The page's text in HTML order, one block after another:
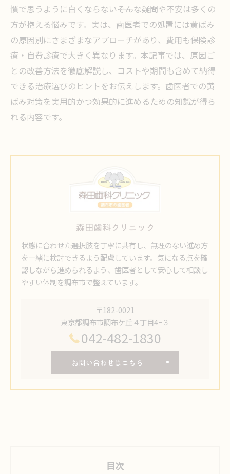
慣で思うように白くならない――そんな疑問や不安は多くの
方が抱える悩みです。実は、歯医者での処置には黄ばみ
の原因別にさまざまなアプローチがあり、費用も保険診
療・自費診療で大きく異なります。本記事では、原因ご
との改善方法を徹底解説し、コストや期間も含めて納得
できる治療選びのヒントをお伝えします。歯医者での黄
ばみ対策を実用的かつ効果的に進めるための知識が得ら
れる内容です。
森田歯科クリニック
状態に合わせた選択肢を丁寧に共有し、無理のない進め方
を一緒に検討できるよう配慮しています。気になる点を確
認しながら進められるよう、歯医者として安心して相談し
やすい体制を調布市で整えています。
〒182-0021
東京都調布市調布ケ丘４丁目4−３
042-482-1830
お問い合わせはこちら
目次